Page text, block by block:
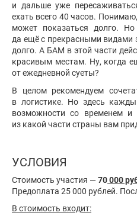
и дальше уже
ехать всего 40 часов.
может показаться долго.
да ещё с прекрасными видами
долго. А БАМ в этой части
красивым местам. Ну, когда
от ежедневной суеты?
В целом рекомендуем
в логистике. Но здесь
возможности со временем и
из какой части страны вам
УСЛОВИЯ
Стоимость участия —70000
Предоплата 25 000 рублей.
В стоимость входит: